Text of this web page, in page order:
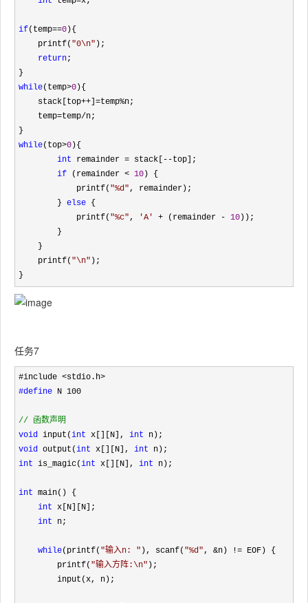
if(temp==0 ){
    printf(
"0\n" );
return;
while(temp>0 ){
    stack[top
++]=temp%n;
    temp
=temp/n;
while(top>0 ){
int remainder = stack[--top];
if (remainder < 10 ) {
            printf(
"%d", remainder);
        }
else {
            printf(
"%c", 'A ' + (remainder - 10 ));
    printf(
"\n" );
}
任务7
#define N 100
// 函数声明
void input(int x[][N], int
void output(int x[][N], int
int is_magic(int x[][N], int n);
int main() {
int x[N][N];
int n;
while(printf( "输入n: " ), scanf( "%d", &n) != EOF) {
        printf(
"输入方阵:\n" );